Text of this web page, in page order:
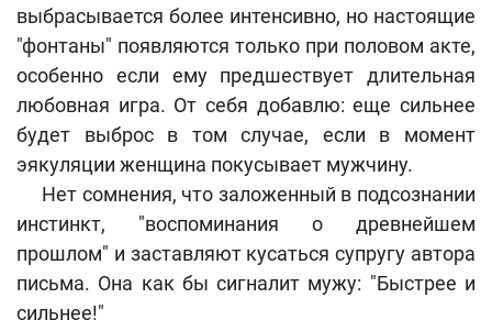
выбрасывается более интенсивно, но настоящие
"фонтаны" появляются только при половом акте,
особенно если ему предшествует длительная
любовная игра. От себя добавлю: еще сильнее
будет выброс в том случае, если в момент
эякуляции женщина покусывает мужчину.
Нет сомнения, что заложенный в подсознании
инстинкт, "воспоминания о древнейшем
прошлом" и заставляют кусаться супругу автора
письма. Она как бы сигналит мужу: "Быстрее и
сильнее!"